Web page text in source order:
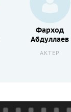
Фарход
Абдуллаев
АКТЕР